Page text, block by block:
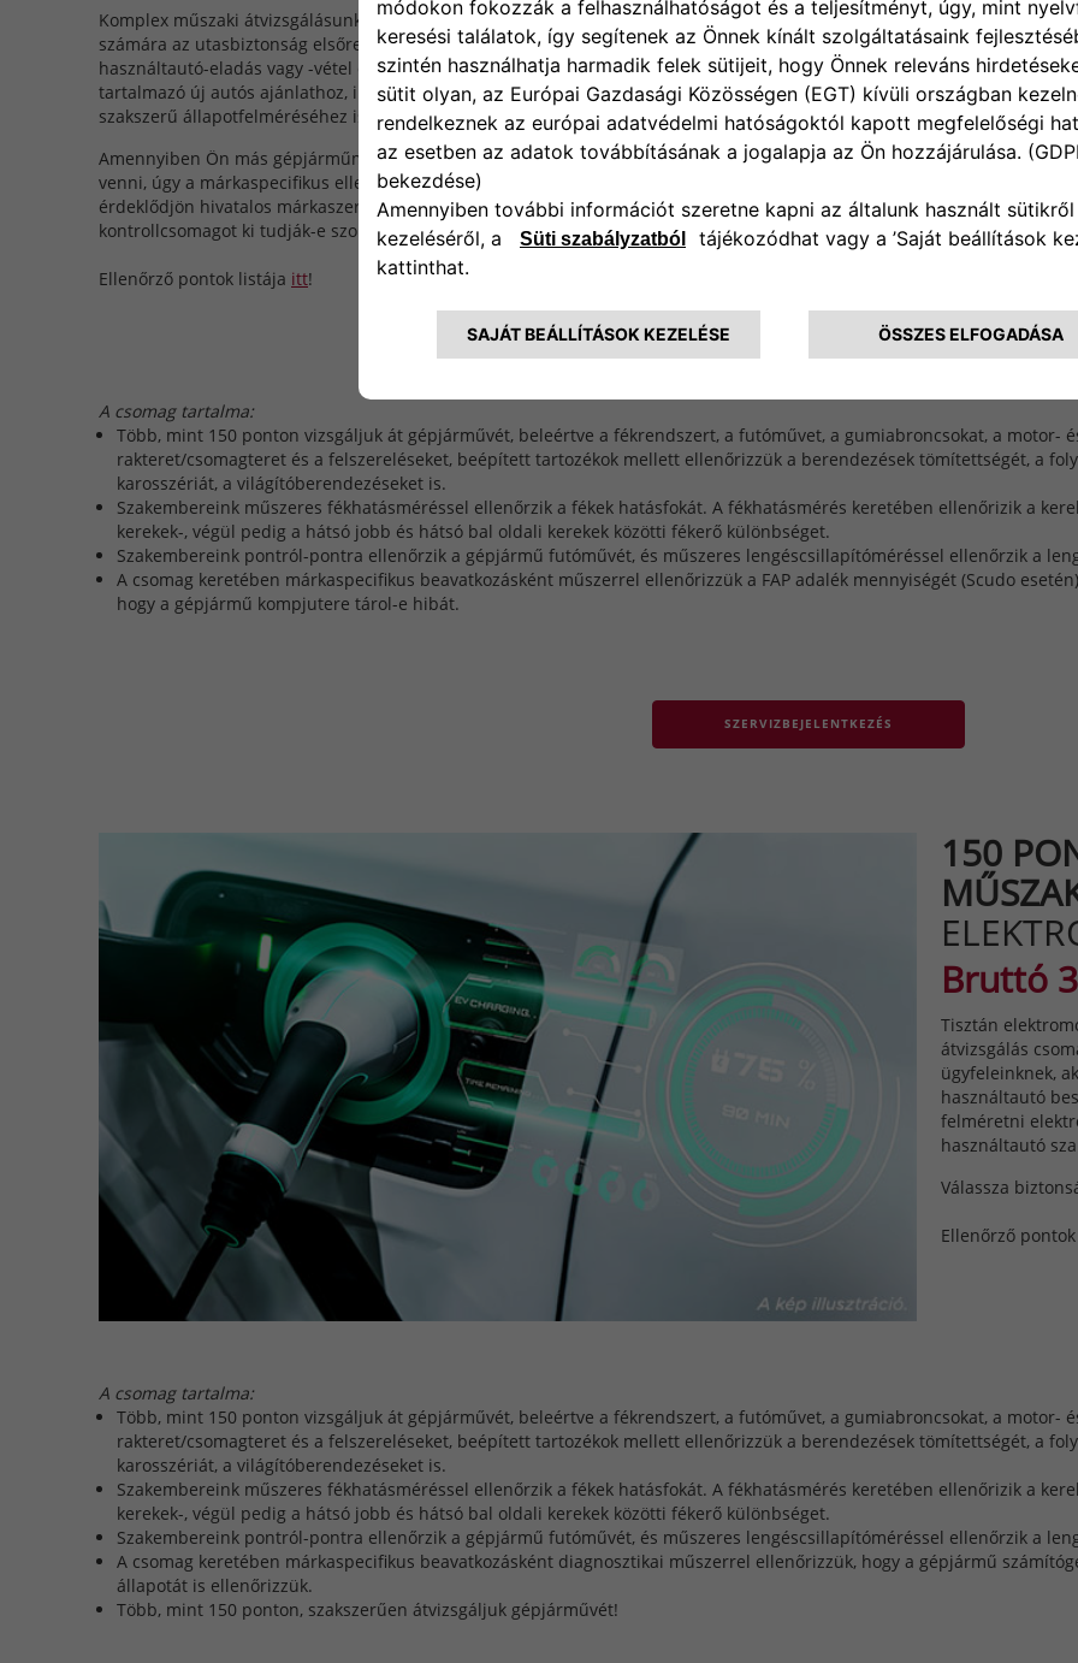
Komplex műszaki átvizsgálásunkat FIAT tulajdonosoknak ajánljuk, akik
számára az utasbiztonság elsőrendű szempont. Javasoljuk továbbá
használtautó-eladás vagy -vétel előtt, vagy használtautó beszámítást
tartalmazó új autós ajánlathoz, illetve a már megvásárolt használtautó
szakszerű állapotfelméréséhez is.
Amennyiben Ön más gépjárműmárkára szeretné a csomagot igénybe
venni, úgy a márkaspecifikus ellenőrzési pontok miatt előzetesen
érdeklődjön hivatalos márkaszervizünkben, hogy az Ön gépjárművére a
kontrollcsomagot ki tudják-e szolgálni.
Ellenőrző pontok listája itt!
A csomag tartalma:
Több, mint 150 ponton vizsgáljuk át gépjárművét, beleértve a fékrendszert, a futóművet, a gumiabroncsokat, a motor-
rakteret/csomagteret és a felszereléseket, beépített tartozékok mellett ellenőrizzük a berendezések tömítettségét, a
karosszériát, a világítóberendezéseket is.
Szakembereink műszeres fékhatásméréssel ellenőrzik a fékek hatásfokát. A fékhatásmérés keretében ellenőrizik a
kerekek-, végül pedig a hátsó jobb és hátsó bal oldali kerekek közötti fékerő különbséget.
Szakembereink pontról-pontra ellenőrzik a gépjármű futóművét, és műszeres lengéscsillapítóméréssel ellenőrzik a
A csomag keretében márkaspecifikus beavatkozásként műszerrel ellenőrizzük a FAP adalék mennyiségét (Scudo
hogy a gépjármű kompjutere tárol-e hibát.
SZERVIZBEJELENTKEZÉS
150
Bruttó
Tisztán
átvizsgálás
ügyfeleinknek,
használtautó
felméretni
használtautó
Válassza
Ellenőrző
A csomag tartalma:
Több, mint 150 ponton vizsgáljuk át gépjárművét, beleértve a fékrendszert, a futóművet, a gumiabroncsokat, a motor-
rakteret/csomagteret és a felszereléseket, beépített tartozékok mellett ellenőrizzük a berendezések tömítettségét, a
karosszériát, a világítóberendezéseket is.
Szakembereink műszeres fékhatásméréssel ellenőrzik a fékek hatásfokát. A fékhatásmérés keretében ellenőrizik a
kerekek-, végül pedig a hátsó jobb és hátsó bal oldali kerekek közötti fékerő különbséget.
Szakembereink pontról-pontra ellenőrzik a gépjármű futóművét, és műszeres lengéscsillapítóméréssel ellenőrzik a
A csomag keretében márkaspecifikus beavatkozásként diagnosztikai műszerrel ellenőrizzük, hogy a gépjármű
állapotát is ellenőrizzük.
Több, mint 150 ponton, szakszerűen átvizsgáljuk gépjárművét!